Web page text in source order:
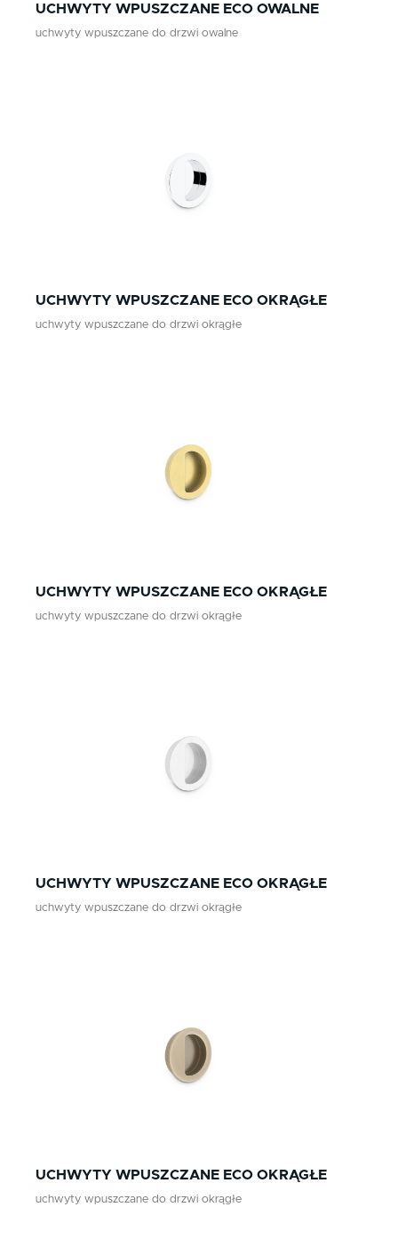
UCHWYTY WPUSZCZANE ECO OWALNE
uchwyty wpuszczane do drzwi owalne
UCHWYTY WPUSZCZANE ECO OKRĄGŁE
uchwyty wpuszczane do drzwi okrągłe
UCHWYTY WPUSZCZANE ECO OKRĄGŁE
uchwyty wpuszczane do drzwi okrągłe
UCHWYTY WPUSZCZANE ECO OKRĄGŁE
uchwyty wpuszczane do drzwi okrągłe
UCHWYTY WPUSZCZANE ECO OKRĄGŁE
uchwyty wpuszczane do drzwi okrągłe